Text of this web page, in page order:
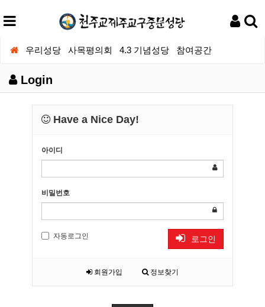
우리성당 사목평의회 4.3 기념성당 참여공간
Login
Have a Nice Day!
아이디
비밀번호
자동로그인 로그인
회원가입 정보찾기